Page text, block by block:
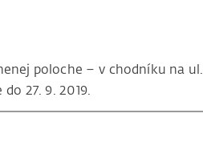
poloche – v chodníku na ul.
27. 9. 2019.